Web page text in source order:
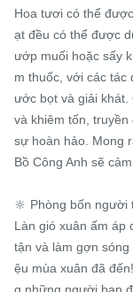
Hoa tươi có thể
ạt đều có thể được
ướp muối hoặc sấy
m thuốc, với các tác
ước bọt và giải
và khiêm tốn,
sự hoàn hảo. Mong
Bồ Công Anh sẽ
🔆 Phòng bốn người
Làn gió xuân ấm áp
tận và làm gợn
ệu mùa xuân đã
g những người bạn